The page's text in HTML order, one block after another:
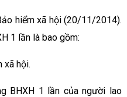
hiểm xã hội (20/11/2014).
1 lần là bao gồm:
xã hội.
BHXH 1 lần của người lao